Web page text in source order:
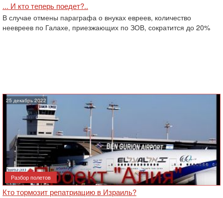
... И кто теперь поедет?..
В случае отмены параграфа о внуках евреев, количество
неевреев по Галахе, приезжающих по ЗОВ, сократится до 20%
25 декабрь 2022
Разбор полетов
Кто тормозит репатриацию в Израиль?